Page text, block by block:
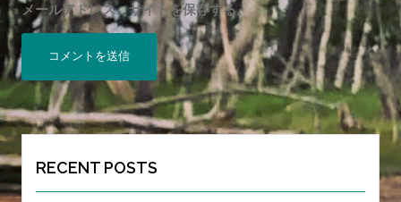
メールアドレス、サイトを保存する。
RECENT POSTS